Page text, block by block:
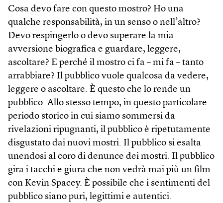
Cosa devo fare con questo mostro? Ho una
qualche responsabilità, in un senso o nell’altro?
Devo respingerlo o devo superare la mia
avversione biografica e guardare, leggere,
ascoltare? E perché il mostro ci fa – mi fa – tanto
arrabbiare? Il pubblico vuole qualcosa da vedere,
leggere o ascoltare. È questo che lo rende un
pubblico. Allo stesso tempo, in questo particolare
periodo storico in cui siamo sommersi da
rivelazioni ripugnanti, il pubblico è ripetutamente
disgustato dai nuovi mostri. Il pubblico si esalta
unendosi al coro di denunce dei mostri. Il pubblico
gira i tacchi e giura che non vedrà mai più un film
con Kevin Spacey. È possibile che i sentimenti del
pubblico siano puri, legittimi e autentici.